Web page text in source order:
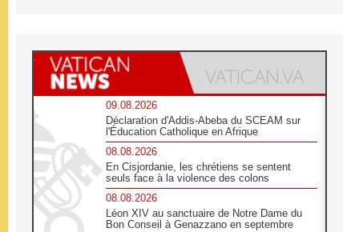
09.08.2026
Déclaration d'Addis-Abeba du SCEAM sur
l'Éducation Catholique en Afrique
08.08.2026
En Cisjordanie, les chrétiens se sentent
seuls face à la violence des colons
08.08.2026
Léon XIV au sanctuaire de Notre Dame du
Bon Conseil à Genazzano en septembre